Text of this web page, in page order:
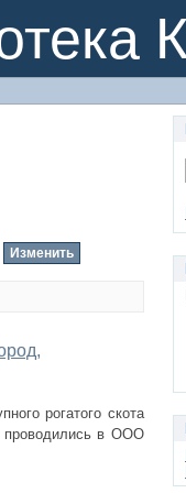
рогатого скота
проводились в ООО